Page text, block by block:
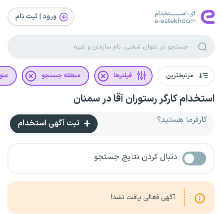
ورود | ثبت‌ نام
مرتبط‌ترین فیلترها منطقه جستجو
استخدام کارگر رستوران آقا در سمنان
کارفرما هستید؟ ثبت آگهی استخدام
دنبال کردن نتایج جستجو
آگهی فعالی یافت نشد!